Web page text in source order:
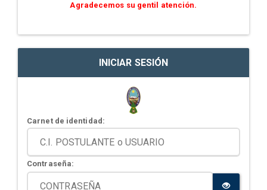
Agradecemos su gentil atención.
INICIAR SESIÓN
Carnet de identidad:
Contraseña: